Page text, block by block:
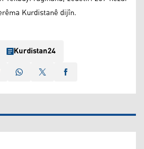
Kurdistanê dijîn.
Kurdistan24